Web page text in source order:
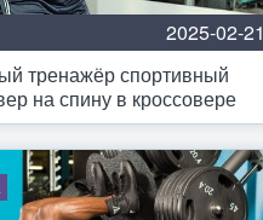
2025-02-21
тренажёр спортивный
на спину в кроссовере